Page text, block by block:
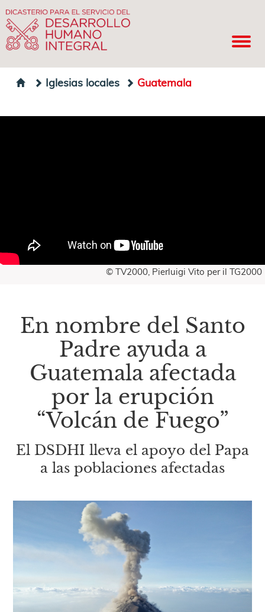
Iglesias locales Guatemala
© TV2000, Pierluigi Vito per il TG2000
En nombre del Santo
Padre ayuda a
Guatemala afectada
por la erupción
“Volcán de Fuego”
El DSDHI lleva el apoyo del Papa
a las poblaciones afectadas